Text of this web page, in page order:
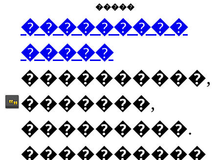
�����
���������
�����
����������,
�������,
���������.
����������